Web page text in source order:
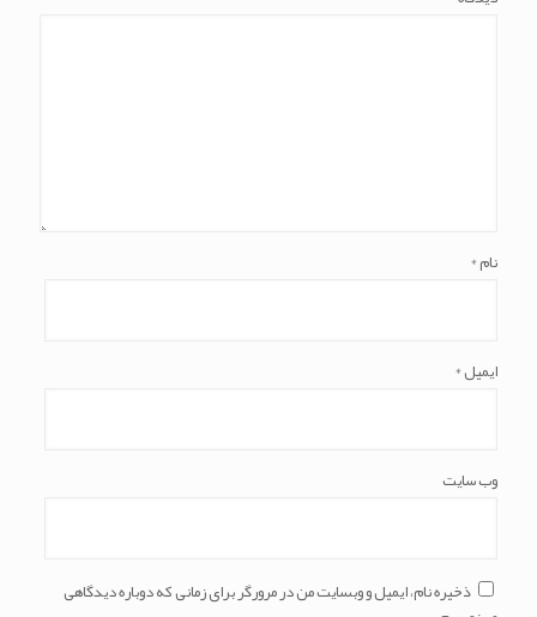
نام*
ایمیل*
وب‌ سایت
ذخیره نام، ایمیل و وبسایت من در مرورگر برای زمانی که دوباره دیدگاهی